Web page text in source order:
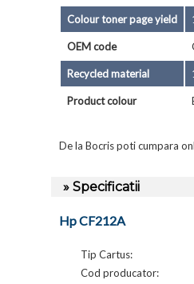
Colour toner page yield
OEM code
Recycled material
Product colour
De la Bocris poti cumpara
» Specificatii
Hp CF212A
Tip Cartus:
Cod producator: